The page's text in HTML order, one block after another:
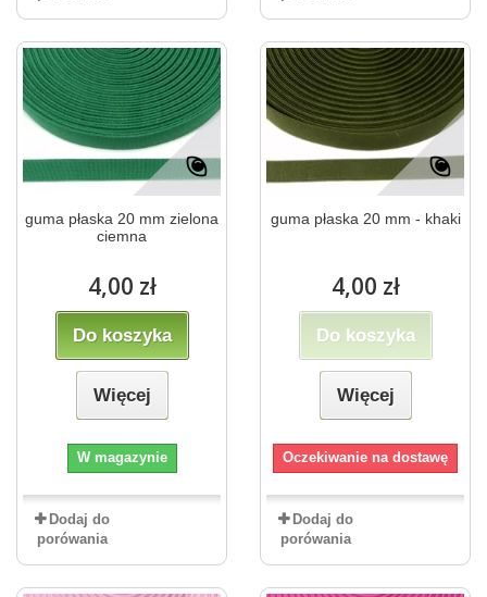
guma płaska 20 mm zielona
ciemna
4,00 zł
Do koszyka
Więcej
W magazynie
Dodaj do
porówania
guma płaska 20 mm - khaki
4,00 zł
Do koszyka
Więcej
Oczekiwanie na dostawę
Dodaj do
porówania